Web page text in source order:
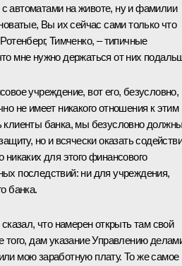
автоматами на животе, ну и фамилии
Вы их сейчас сами только что
Тимченко, – типичные
мне нужно держаться от них
учреждение, вот его, безусловно,
не имеет никакого отношения к этим
клиенты банка, мы безусловно
но и всячески оказать
для этого финансового
последствий: ни для учреждения,
банка.
что намерен открыть там свой
того, дам указание Управлению
мою заработную плату. То же самое